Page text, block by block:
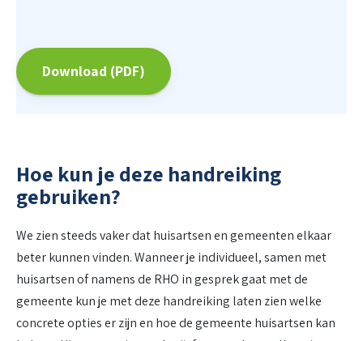
Download (PDF)
Hoe kun je deze handreiking
gebruiken?
We zien steeds vaker dat huisartsen en gemeenten elkaar
beter kunnen vinden. Wanneer je individueel, samen met
huisartsen of namens de RHO in gesprek gaat met de
gemeente kun je met deze handreiking laten zien welke
concrete opties er zijn en hoe de gemeente huisartsen kan